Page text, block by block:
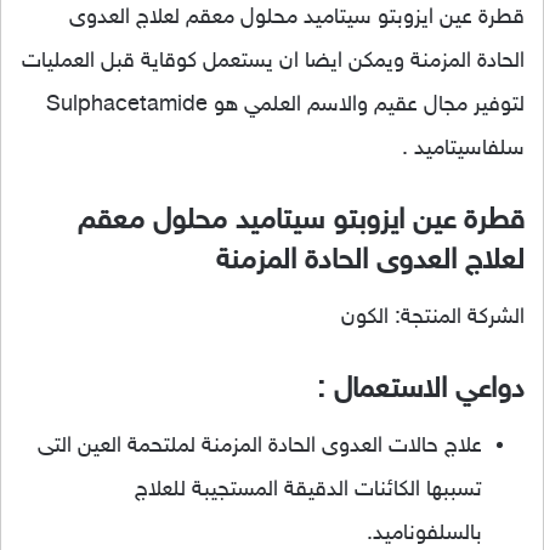
قطرة عين ايزوبتو سيتاميد محلول معقم لعلاج العدوى
الحادة المزمنة ويمكن ايضا ان يستعمل كوقاية قبل العمليات
لتوفير مجال عقيم والاسم العلمي هو Sulphacetamide
سلفاسيتاميد .
قطرة عين ايزوبتو سيتاميد محلول معقم
لعلاج العدوى الحادة المزمنة
الشركة المنتجة: الكون
دواعي الاستعمال :
علاج حالات العدوى الحادة المزمنة لملتحمة العين التى
تسببها الكائنات الدقيقة المستجيبة للعلاج
بالسلفوناميد.